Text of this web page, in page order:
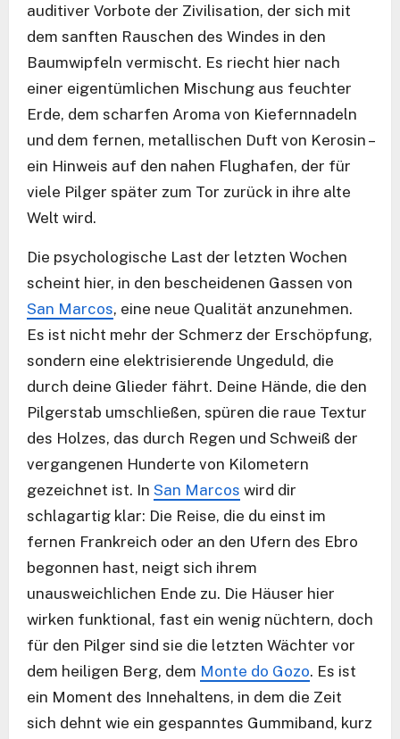
auditiver Vorbote der Zivilisation, der sich mit
dem sanften Rauschen des Windes in den
Baumwipfeln vermischt. Es riecht hier nach
einer eigentümlichen Mischung aus feuchter
Erde, dem scharfen Aroma von Kiefernnadeln
und dem fernen, metallischen Duft von Kerosin –
ein Hinweis auf den nahen Flughafen, der für
viele Pilger später zum Tor zurück in ihre alte
Welt wird.
Die psychologische Last der letzten Wochen
scheint hier, in den bescheidenen Gassen von
San Marcos, eine neue Qualität anzunehmen.
Es ist nicht mehr der Schmerz der Erschöpfung,
sondern eine elektrisierende Ungeduld, die
durch deine Glieder fährt. Deine Hände, die den
Pilgerstab umschließen, spüren die raue Textur
des Holzes, das durch Regen und Schweiß der
vergangenen Hunderte von Kilometern
gezeichnet ist. In San Marcos wird dir
schlagartig klar: Die Reise, die du einst im
fernen Frankreich oder an den Ufern des Ebro
begonnen hast, neigt sich ihrem
unausweichlichen Ende zu. Die Häuser hier
wirken funktional, fast ein wenig nüchtern, doch
für den Pilger sind sie die letzten Wächter vor
dem heiligen Berg, dem Monte do Gozo. Es ist
ein Moment des Innehaltens, in dem die Zeit
sich dehnt wie ein gespanntes Gummiband, kurz